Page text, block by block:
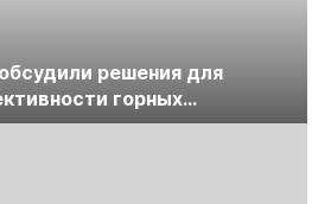
решения для
горных